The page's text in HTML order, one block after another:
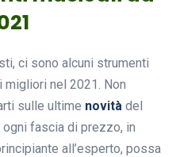
ci sono alcuni strumenti
nel 2021. Non
sulle ultime novità del
fascia di prezzo, in
all’esperto, possa